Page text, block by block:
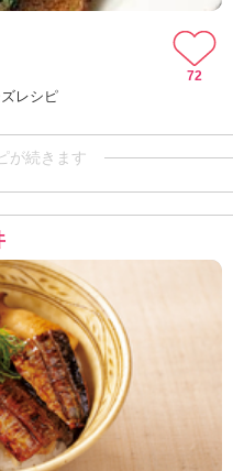
レシピ
72
が続きます